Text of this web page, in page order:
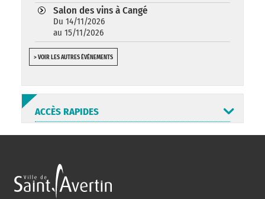
Salon des vins à Cangé
Du 14/11/2026
au 15/11/2026
> VOIR LES AUTRES ÉVÉNEMENTS
ACCÈS RAPIDES
ANNUAIRE
HORAIRES